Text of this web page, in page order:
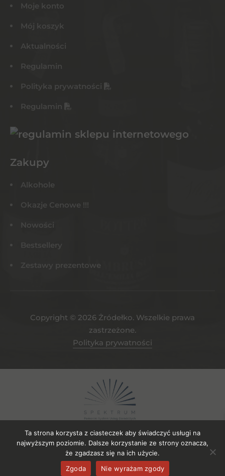
Moje konto
Mój koszyk
Aktualności
Regulamin
Polityka prywatności
Regulamin
Zakupy
Alkohole
Okazje Cenowe !!!
Nowości
Bestsellery
Zestawy prezentowe
Copyright © 2026 Żródełko. Wszelkie prawa
zastrzeżone.
Polityka prywatności
Projekt współfinansowany ze środków EFRR. Numer umowy o
powierzenie gruntu: UDG-SPE.04.2023/106
Ta strona korzysta z ciasteczek aby świadczyć usługi na
najwyższym poziomie. Dalsze korzystanie ze strony oznacza,
że zgadzasz się na ich użycie.
Zgoda
Nie wyrażam zgody